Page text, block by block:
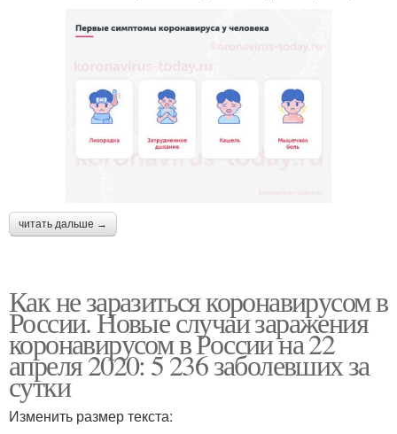
читать дальше →
Как не заразиться коронавирусом в
России. Новые случаи заражения
коронавирусом в России на 22
апреля 2020: 5 236 заболевших за
сутки
Изменить размер текста: